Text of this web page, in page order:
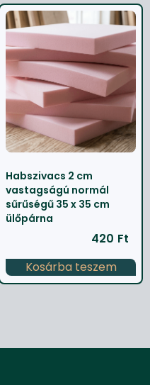
Habszivacs 2 cm
vastagságú normál
sűrűségű 35 x 35 cm
ülőpárna
420 Ft
Kosárba teszem